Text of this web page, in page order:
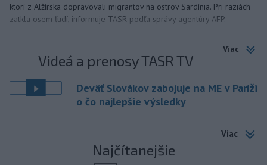
ktorí z Alžírska dopravovali migrantov na ostrov Sardínia. Pri raziách
zatkla osem ľudí, informuje TASR podľa správy agentúry AFP.
Viac
Videá a prenosy TASR TV
Deväť Slovákov zabojuje na ME v Paríži
o čo najlepšie výsledky
Viac
Najčítanejšie